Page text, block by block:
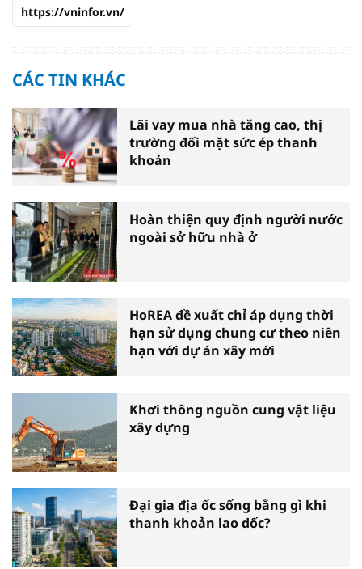
https://vninfor.vn/
CÁC TIN KHÁC
Lãi vay mua nhà tăng cao, thị
trường đối mặt sức ép thanh
khoản
Hoàn thiện quy định người nước
ngoài sở hữu nhà ở
HoREA đề xuất chỉ áp dụng thời
hạn sử dụng chung cư theo niên
hạn với dự án xây mới
Khơi thông nguồn cung vật liệu
xây dựng
Đại gia địa ốc sống bằng gì khi
thanh khoản lao dốc?